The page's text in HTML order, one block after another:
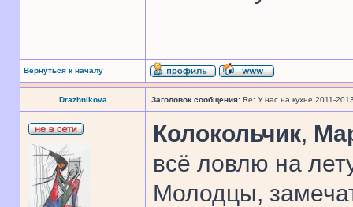
Вернуться к началу
Drazhnikova Заголовок сообщения: Re: У нас на кухне 2011-
Колокольчик,
всё ловлю на
Молодцы,